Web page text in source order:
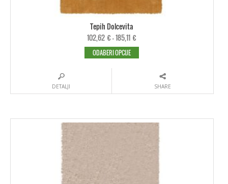
Tepih Dolcevita
102,62 €–185,11 €
ODABERI OPCIJE
DETALJI SHARE